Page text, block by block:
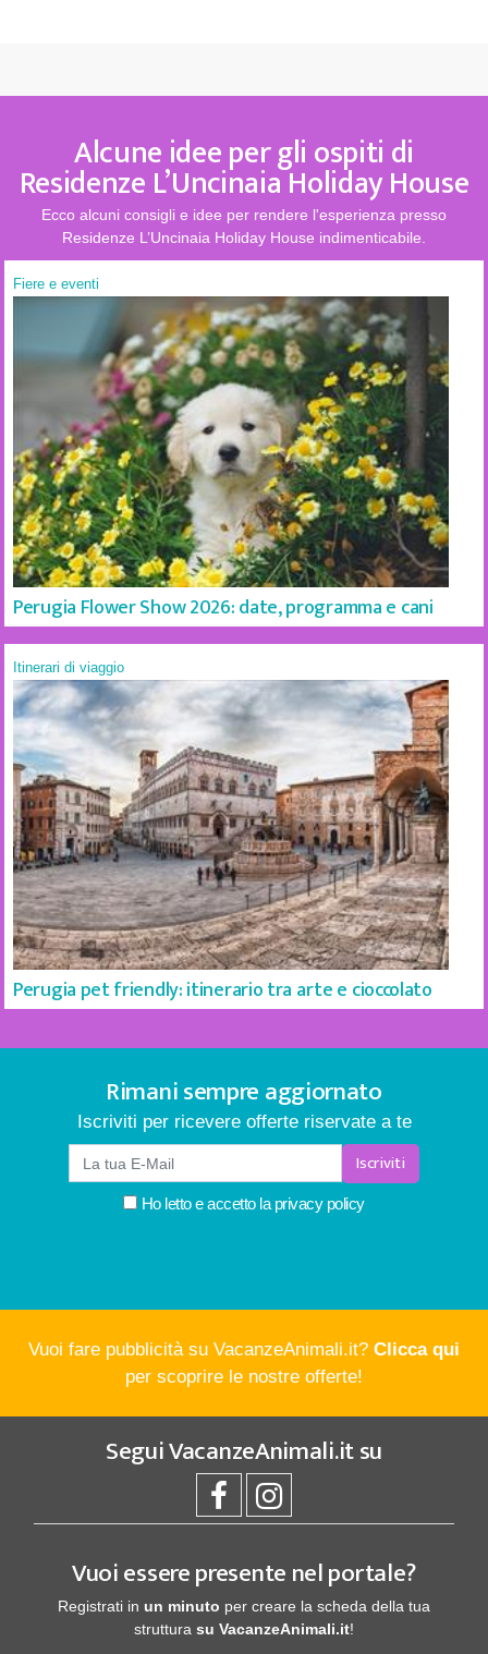
Alcune idee per gli ospiti di
Residenze L’Uncinaia Holiday House
Ecco alcuni consigli e idee per rendere l'esperienza presso
Residenze L’Uncinaia Holiday House indimenticabile.
Fiere e eventi
Perugia Flower Show 2026: date, programma e cani
Itinerari di viaggio
Perugia pet friendly: itinerario tra arte e cioccolato
Rimani sempre aggiornato
Iscriviti per ricevere offerte riservate a te
Iscriviti
Ho letto e accetto la privacy policy
Vuoi fare pubblicità su VacanzeAnimali.it? Clicca qui
per scoprire le nostre offerte!
SeguiVacanzeAnimali.itsu
Vuoi essere presente nel portale?
Registrati in un minuto per creare la scheda della tua
struttura su VacanzeAnimali.it!